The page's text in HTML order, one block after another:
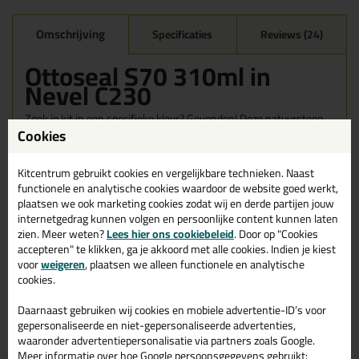
Omschrijving Specificaties Reviews (24)
Ottoseal S70 310ml in
Nevel C230
Zoek je kit in een specifieke kleur? Gevonden! Deze natuursteen
kit Ottoseal S70 310ml in de kleur Nevel C230 is te gebruiken
voor verschillende toepassingen. Een duurzame en veelzijdige kit
kleur zoekt met gegarandeerd een topresultaat. Bestel de
Ottoseal S70 310ml in kleur Nevel C230 vandaag nog! Op
voorraad en op werkdagen besteld = morgen in huis.
Wil je meer weten over de toepassing en kenmerken van dit
product?Lees alles over dit product >
Tips & tricks voor Ottoseal S70
310ml
In de volgende blogs wordt dit product gebruikt:
Bad kitten, zo doe je dat!
Cookies
Kitcentrum gebruikt cookies en vergelijkbare technieken. Naast
functionele en analytische cookies waardoor de website goed werkt,
plaatsen we ook marketing cookies zodat wij en derde partijen jouw
internetgedrag kunnen volgen en persoonlijke content kunnen laten
zien. Meer weten?Lees hier ons cookiebeleid. Door op "Cookies
accepteren" te klikken, ga je akkoord met alle cookies. Indien je kiest
voorweigeren, plaatsen we alleen functionele en analytische
cookies.
Daarnaast gebruiken wij cookies en mobiele advertentie-ID’s voor
gepersonaliseerde en niet-gepersonaliseerde advertenties,
waaronder advertentiepersonalisatie via partners zoals Google.